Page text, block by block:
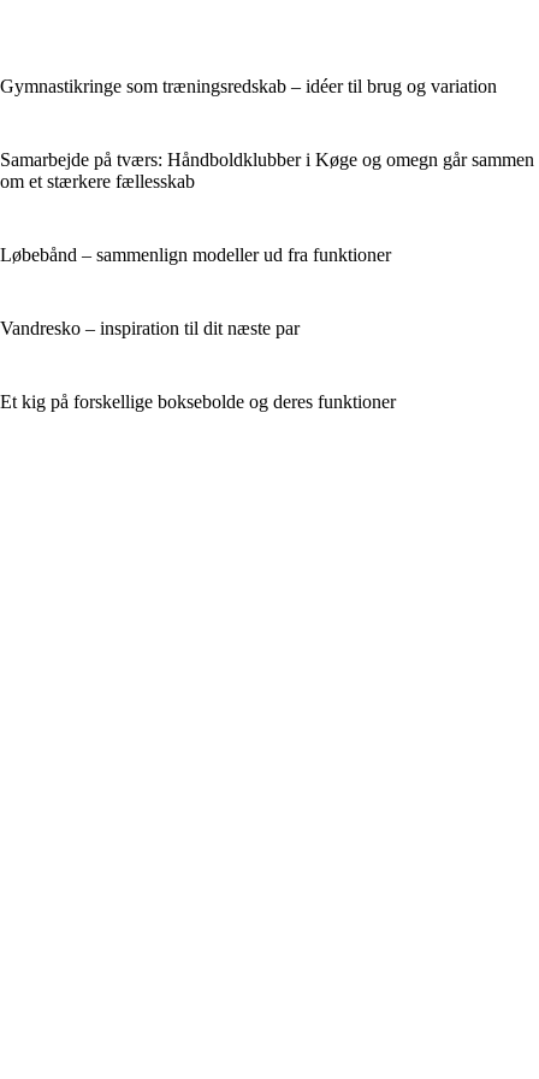
Gymnastikringe som træningsredskab – idéer til brug og variation
Samarbejde på tværs: Håndboldklubber i Køge og omegn går sammen
om et stærkere fællesskab
Løbebånd – sammenlign modeller ud fra funktioner
Vandresko – inspiration til dit næste par
Et kig på forskellige boksebolde og deres funktioner